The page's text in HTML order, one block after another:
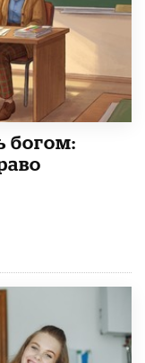
богом: